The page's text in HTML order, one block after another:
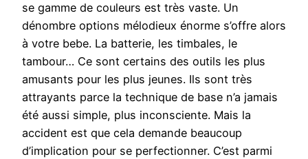
se gamme de couleurs est très vaste. Un
dénombre options mélodieux énorme s’offre alors
à votre bebe. La batterie, les timbales, le
tambour… Ce sont certains des outils les plus
amusants pour les plus jeunes. Ils sont très
attrayants parce la technique de base n’a jamais
été aussi simple, plus inconsciente. Mais la
accident est que cela demande beaucoup
d’implication pour se perfectionner. C’est parmi